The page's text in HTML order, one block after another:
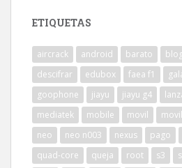
ETIQUETAS
aircrack android barato
descifrar
edubox faea f1
goophone
jiayu jiayu g4
mediatek
mobile movil
neo
neo n003 nexus pago
quad-core
queja root s3